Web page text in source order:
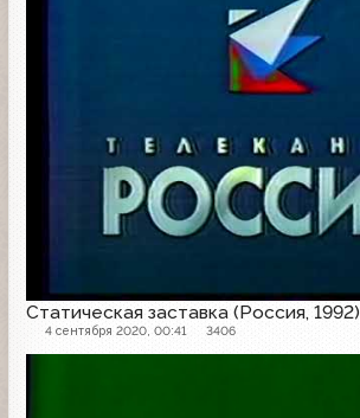
Статическая заставка (Россия, 1992)
4 сентября 2020, 00:41 3406